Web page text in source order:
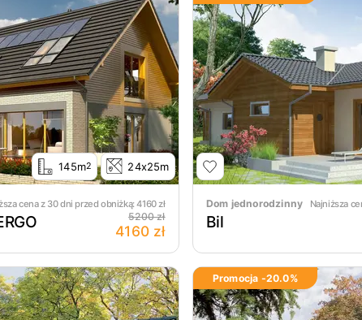
145m2 24x25m
cena z 30 dni przed obniżką:4160zł
5200 zł
4160 zł
Dom jednorodzinny Najniższa
Bil
Promocja -20.0%